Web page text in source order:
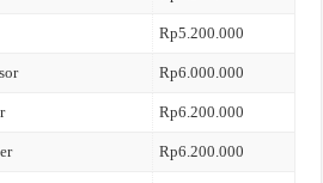
Rp5.200.000
Rp6.000.000
Rp6.200.000
Rp6.200.000